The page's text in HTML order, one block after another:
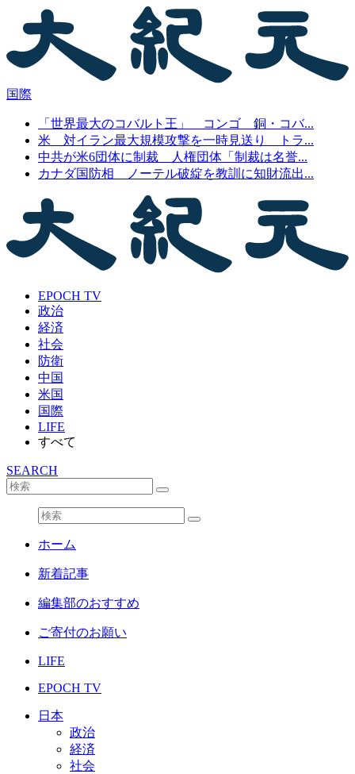
国際
「世界最大のコバルト王」 コンゴ 銅・コバ...
米 対イラン最大規模攻撃を一時見送り トラ...
中共が米6団体に制裁 人権団体「制裁は名誉...
カナダ国防相 ノーテル破綻を教訓に知財流出...
EPOCH TV
政治
経済
社会
防衛
中国
米国
国際
LIFE
すべて
SEARCH
ホーム
新着記事
編集部のおすすめ
ご寄付のお願い
LIFE
EPOCH TV
日本
政治
経済
社会